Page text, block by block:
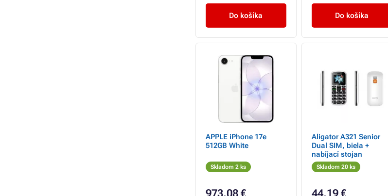
Do košíka Do košíka
APPLE iPhone 17e
512GB White
Skladom 2 ks
973,08 €
Aligator A321 Senior
Dual SIM, biela +
nabíjací stojan
Skladom 20 ks
44,19 €